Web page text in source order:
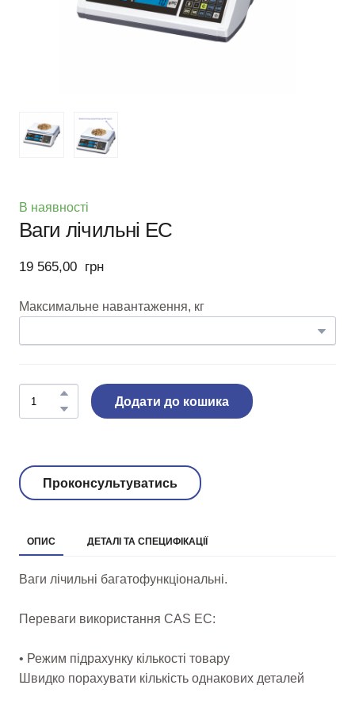
В наявності
Ваги лічильні EC
19 565,00  грн
Максимальне навантаження, кг
Додати до кошика
Проконсультуватись
ОПИС ДЕТАЛІ ТА СПЕЦИФІКАЦІЇ
Ваги лічильні багатофункціональні.
Переваги використання CAS EC:
• Режим підрахунку кількості товару
Швидко порахувати кількість однакових деталей